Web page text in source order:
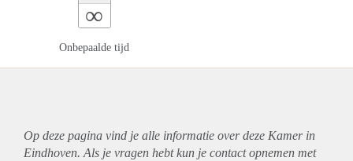
∞
Onbepaalde tijd
Op deze pagina vind je alle informatie over deze Kamer in
Eindhoven. Als je vragen hebt kun je contact opnemen met